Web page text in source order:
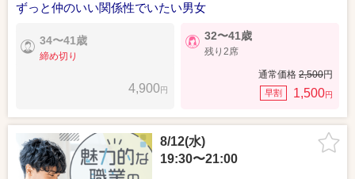
ずっと仲のいい関係性でいたい男女
34〜41歳
締め切り
4,900円
32〜41歳
残り2席
通常価格 2,500円
早割 1,500円
8/12(水)
19:30〜21:00